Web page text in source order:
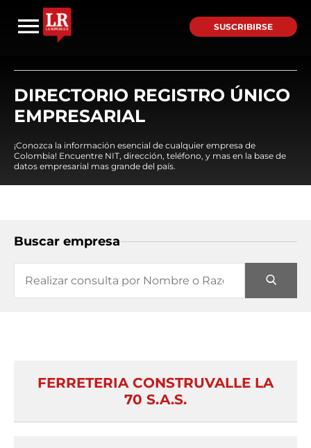
SUSCRIBIRSE
DIRECTORIO REGISTRO ÚNICO
EMPRESARIAL
¡Conozca la información esencial de cualquier empresa de
Colombia! Encuentre NIT, dirección, teléfono, y mas en la base de
datos empresarial mas grande del país.
Buscar empresa
FERRETERIA CONSTRUVALLE LA
70 S.A.S.